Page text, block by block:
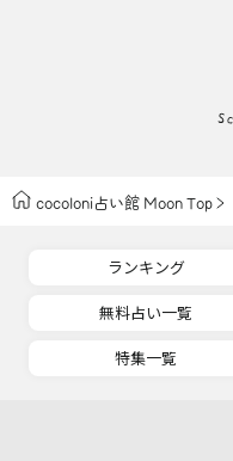
cocoloni占い館 Moon Top
ランキング
無料占い一覧
特集一覧